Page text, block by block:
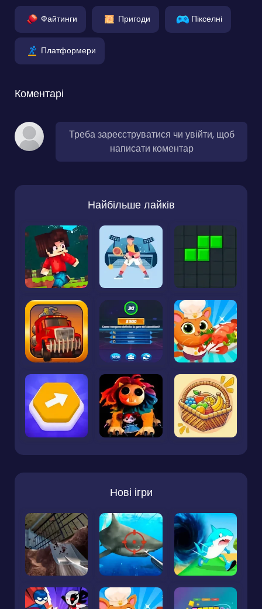
Файтинги Пригоди Пікселні
Платформери
Коментарі
Треба зареєструватися чи увійти, щоб
написати коментар
Найбільше лайків
Нові ігри